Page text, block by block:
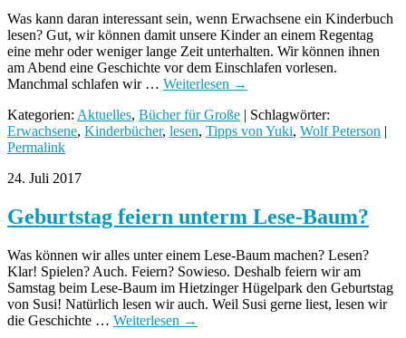
Was kann daran interessant sein, wenn Erwachsene ein Kinderbuch
lesen? Gut, wir können damit unsere Kinder an einem Regentag
eine mehr oder weniger lange Zeit unterhalten. Wir können ihnen
am Abend eine Geschichte vor dem Einschlafen vorlesen.
Manchmal schlafen wir … Weiterlesen →
Kategorien: Aktuelles, Bücher für Große | Schlagwörter:
Erwachsene, Kinderbücher, lesen, Tipps von Yuki, Wolf Peterson |
Permalink
24. Juli 2017
Geburtstag feiern unterm Lese-Baum?
Was können wir alles unter einem Lese-Baum machen? Lesen?
Klar! Spielen? Auch. Feiern? Sowieso. Deshalb feiern wir am
Samstag beim Lese-Baum im Hietzinger Hügelpark den Geburtstag
von Susi! Natürlich lesen wir auch. Weil Susi gerne liest, lesen wir
die Geschichte … Weiterlesen →